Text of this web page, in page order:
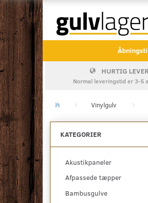
HURTIG
Normal leveringstid er 3-5
Vinylgulv
KATEGORIER
Akustikpaneler
Afpassede tæpper
Bambusgulve